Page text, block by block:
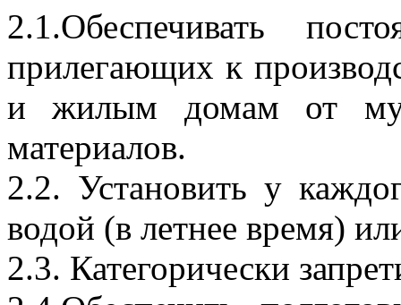
2.1.Обеспечивать
прилегающих к
и жилым домам от
материалов.
2.2. Установить у
водой (в летнее время)
2.3. Категорически